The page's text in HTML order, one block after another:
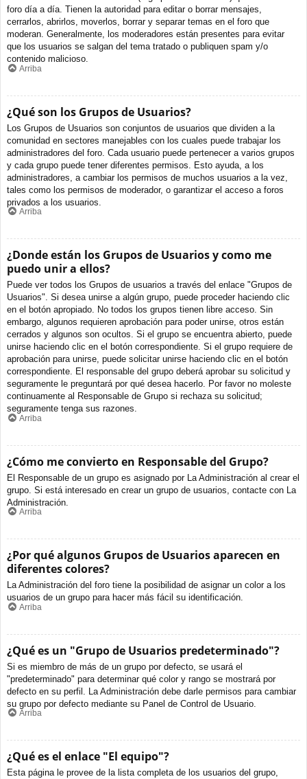
foro día a día. Tienen la autoridad para editar o borrar mensajes,
cerrarlos, abrirlos, moverlos, borrar y separar temas en el foro que
moderan. Generalmente, los moderadores están presentes para evitar
que los usuarios se salgan del tema tratado o publiquen spam y/o
contenido malicioso.
Arriba
¿Qué son los Grupos de Usuarios?
Los Grupos de Usuarios son conjuntos de usuarios que dividen a la
comunidad en sectores manejables con los cuales puede trabajar los
administradores del foro. Cada usuario puede pertenecer a varios grupos
y cada grupo puede tener diferentes permisos. Esto ayuda, a los
administradores, a cambiar los permisos de muchos usuarios a la vez,
tales como los permisos de moderador, o garantizar el acceso a foros
privados a los usuarios.
Arriba
¿Donde están los Grupos de Usuarios y como me
puedo unir a ellos?
Puede ver todos los Grupos de usuarios a través del enlace "Grupos de
Usuarios". Si desea unirse a algún grupo, puede proceder haciendo clic
en el botón apropiado. No todos los grupos tienen libre acceso. Sin
embargo, algunos requieren aprobación para poder unirse, otros están
cerrados y algunos son ocultos. Si el grupo se encuentra abierto, puede
unirse haciendo clic en el botón correspondiente. Si el grupo requiere de
aprobación para unirse, puede solicitar unirse haciendo clic en el botón
correspondiente. El responsable del grupo deberá aprobar su solicitud y
seguramente le preguntará por qué desea hacerlo. Por favor no moleste
continuamente al Responsable de Grupo si rechaza su solicitud;
seguramente tenga sus razones.
Arriba
¿Cómo me convierto en Responsable del Grupo?
El Responsable de un grupo es asignado por La Administración al crear el
grupo. Si está interesado en crear un grupo de usuarios, contacte con La
Administración.
Arriba
¿Por qué algunos Grupos de Usuarios aparecen en
diferentes colores?
La Administración del foro tiene la posibilidad de asignar un color a los
usuarios de un grupo para hacer más fácil su identificación.
Arriba
¿Qué es un "Grupo de Usuarios predeterminado"?
Si es miembro de más de un grupo por defecto, se usará el
"predeterminado" para determinar qué color y rango se mostrará por
defecto en su perfil. La Administración debe darle permisos para cambiar
su grupo por defecto mediante su Panel de Control de Usuario.
Arriba
¿Qué es el enlace "El equipo"?
Esta página le provee de la lista completa de los usuarios del grupo,